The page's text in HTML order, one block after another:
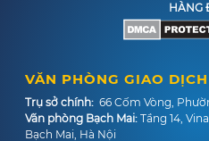
HÀNG
VĂN PHÒNG GIAO DỊCH
Trụ sở chính: 66 Cốm Vòng,
Văn phòng Bạch Mai: Tầng 14,
Bạch Mai, Hà Nội